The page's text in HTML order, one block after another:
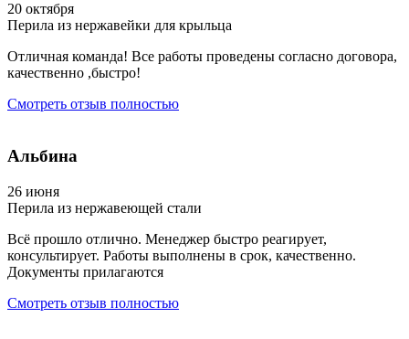
20 октября
Перила из нержавейки для крыльца
Отличная команда! Все работы проведены согласно договора,
качественно ,быстро!
Смотреть отзыв полностью
Альбина
26 июня
Перила из нержавеющей стали
Всё прошло отлично. Менеджер быстро реагирует,
консультирует. Работы выполнены в срок, качественно.
Документы прилагаются
Смотреть отзыв полностью